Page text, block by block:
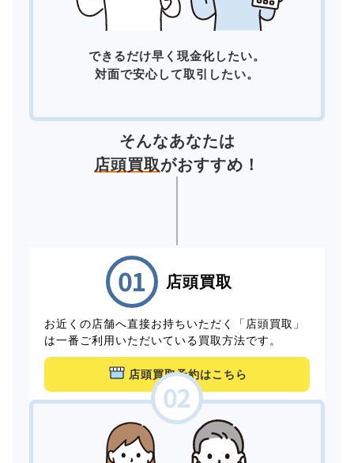
できるだけ早く現金化したい。
対面で安心して取引したい。
そんなあなたは
店頭買取がおすすめ！
店頭買取
お近くの店舗へ直接お持ちいただく「店頭買取」
は一番ご利用いただいている買取方法です。
店頭買取予約はこちら